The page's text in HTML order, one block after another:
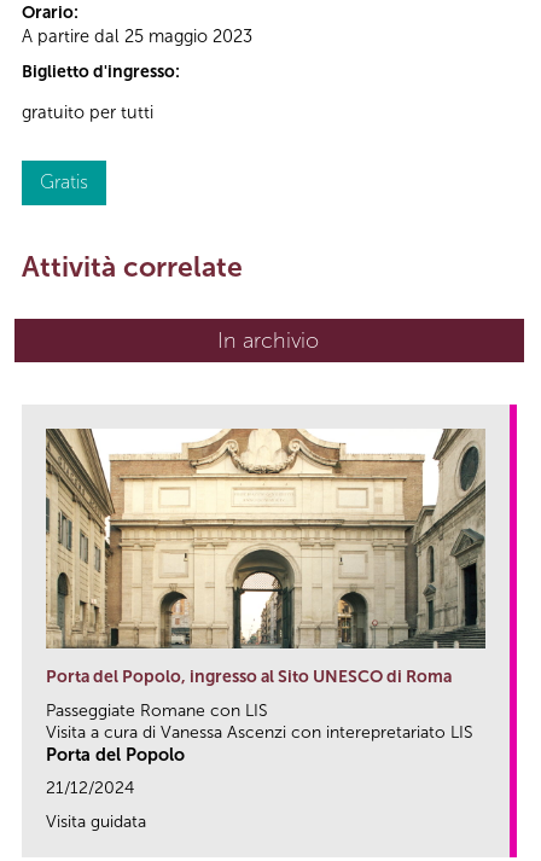
Orario:
A partire dal 25 maggio 2023
Biglietto d'ingresso:
gratuito per tutti
Gratis
Attività correlate
In archivio
Porta del Popolo, ingresso al Sito UNESCO di Roma
Passeggiate Romane con LIS
Visita a cura di Vanessa Ascenzi con interepretariato LIS
Porta del Popolo
21/12/2024
Visita guidata